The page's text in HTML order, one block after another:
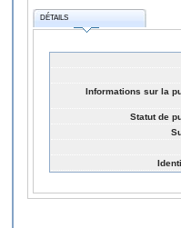
DÉTAILS
Informations sur la
Statut de